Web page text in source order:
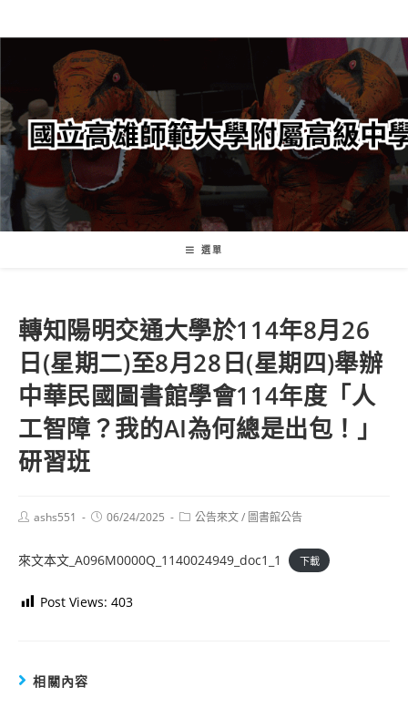
轉
要
內
容
選單
轉知陽明交通大學於114年8月26
日(星期二)至8月28日(星期四)舉辦
中華民國圖書館學會114年度「人
工智障？我的AI為何總是出包！」
研習班
Postashs551
Post06/24/2025
Post公告來文/ 圖書館公告
來文本文_A096M0000Q_1140024949_doc1_1 下載
Post Views: 403
相關內容